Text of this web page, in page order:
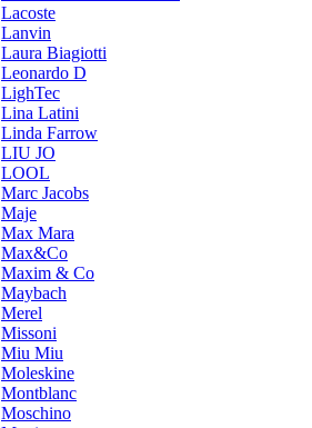
Lacoste
Lanvin
Laura Biagiotti
Leonardo D
LighTec
Lina Latini
Linda Farrow
LIU JO
LOOL
Marc Jacobs
Maje
Max Mara
Max&Co
Maxim & Co
Maybach
Merel
Missoni
Miu Miu
Moleskine
Montblanc
Moschino